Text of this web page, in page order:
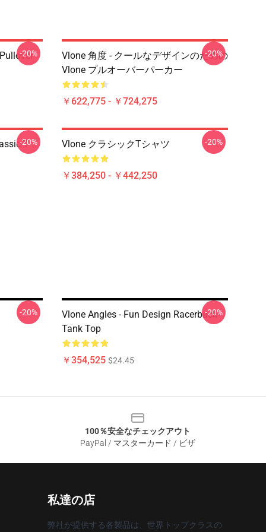
-20%
Vlone 角度 - クールなデザインのための
Vlone プルオーバーパーカー
￥622,775 - ￥724,275
-20%
T-
-20% Vlone クラシックTシャツ
￥384,250 - ￥442,250
-20%
-20%
Vlone Angles - Fun Design Racerback
Tank Top
￥354,525 $24.45
-20%
100％安全なチェックアウト
PayPal / マスターカード / ビザ
私達の店
弊社が提供する各製品は、世界トップクラスの